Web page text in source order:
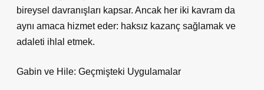
bireysel davranışları kapsar. Ancak her iki kavram da
aynı amaca hizmet eder: haksız kazanç sağlamak ve
adaleti ihlal etmek.
Gabin ve Hile: Geçmişteki Uygulamalar